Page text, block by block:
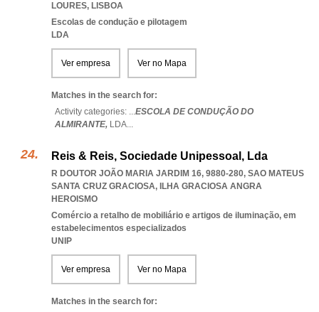
LOURES, LISBOA
Escolas de condução e pilotagem
LDA
Ver empresa Ver no Mapa
Matches in the search for:
Activity categories: ...ESCOLA DE CONDUÇÃO DO
ALMIRANTE, LDA...
Reis & Reis, Sociedade Unipessoal, Lda
R DOUTOR JOÃO MARIA JARDIM 16, 9880-280, SAO MATEUS
SANTA CRUZ GRACIOSA, ILHA GRACIOSA ANGRA
HEROISMO
Comércio a retalho de mobiliário e artigos de iluminação, em
estabelecimentos especializados
UNIP
Ver empresa Ver no Mapa
Matches in the search for: